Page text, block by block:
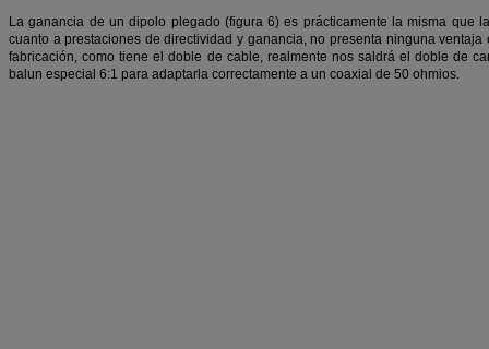
La ganancia de un dipolo plegado (figura 6) es prácticamente la misma que
cuanto a prestaciones de directividad y ganancia, no presenta ninguna
fabricación, como tiene el doble de cable, realmente nos saldrá el doble de
balun especial 6:1 para adaptarla correctamente a un coaxial de 50 ohmios.